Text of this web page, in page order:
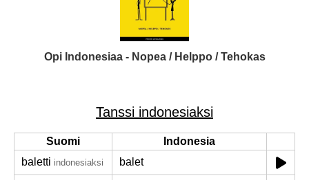
Opi Indonesiaa - Nopea / Helppo / Tehokas
Tanssi indonesiaksi
Suomi
Indonesia
baletti indonesiaksi balet